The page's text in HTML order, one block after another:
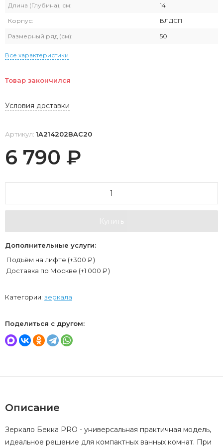
Длина (Глубина), см: 14
Корпус: ВЛДСП
Размерный ряд (см): 50
Все характеристики
Товар закончился
Условия доставки
Артикул: 1A214202BAC20
6 790 ₽
Купить
Дополнительные услуги:
Подъём на лифте (+300 ₽)
Доставка по Москве (+1 000 ₽)
Категории: зеркала
Поделиться с другом:
Описание
Зеркало Бекка PRO - универсальная практичная модель,
идеальное решение для компактных ванных комнат. При